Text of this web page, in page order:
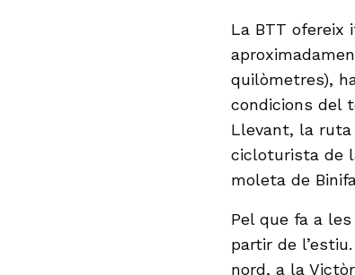
La BTT ofereix
quilòmetres),
condicions del
Llevant, la ruta
cicloturista de
moleta de
Pel que fa a
partir de
nord, a la